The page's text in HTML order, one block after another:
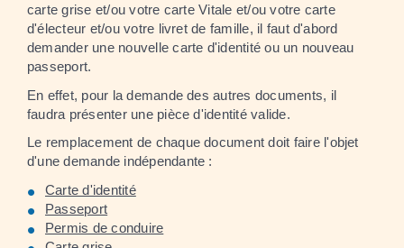
carte grise et/ou votre carte Vitale et/ou votre carte
d'électeur et/ou votre livret de famille, il faut d'abord
demander une nouvelle carte d'identité ou un nouveau
passeport.
En effet, pour la demande des autres documents, il
faudra présenter une pièce d'identité valide.
Le remplacement de chaque document doit faire l'objet
d'une demande indépendante :
Carte d'identité
Passeport
Permis de conduire